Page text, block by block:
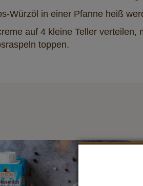
Würzöl in einer Pfanne heiß
auf 4 kleine Teller
toppen.